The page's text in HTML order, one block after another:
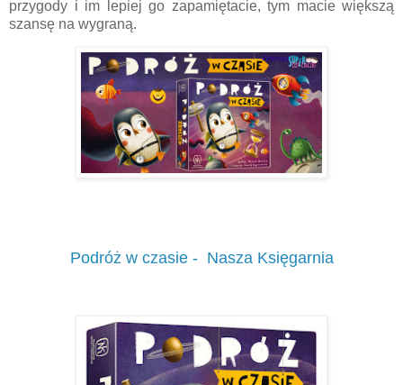
przygody i im lepiej go zapamiętacie, tym macie większą
szansę na wygraną.
Podróż w czasie - Nasza Księgarnia